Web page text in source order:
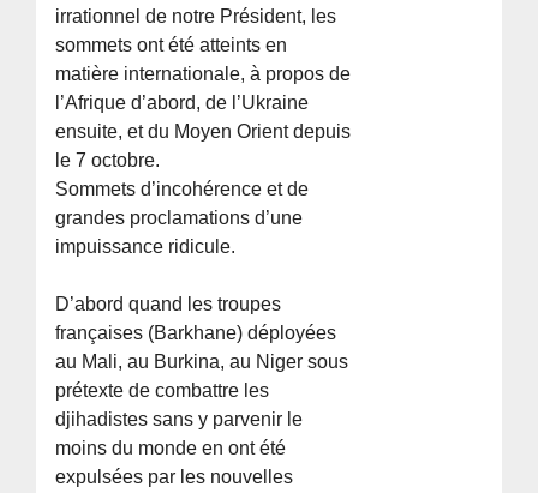
irrationnel de notre Président, les
sommets ont été atteints en
matière internationale, à propos de
l’Afrique d’abord, de l’Ukraine
ensuite, et du Moyen Orient depuis
le 7 octobre.
Sommets d’incohérence et de
grandes proclamations d’une
impuissance ridicule.
D’abord quand les troupes
françaises (Barkhane) déployées
au Mali, au Burkina, au Niger sous
prétexte de combattre les
djihadistes sans y parvenir le
moins du monde en ont été
expulsées par les nouvelles